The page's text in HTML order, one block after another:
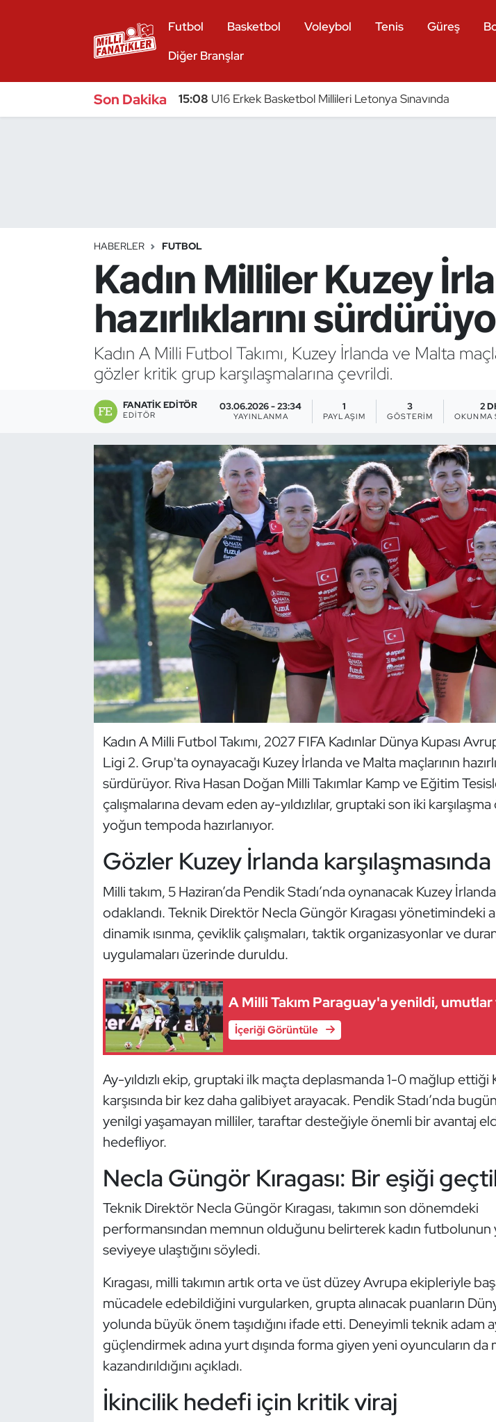
Futbol Basketbol Voleybol Tenis Güreş
Diğer Branşlar
Son Dakika 15:08 U16 Erkek Basketbol Millileri Letonya Sınavında
HABERLER FUTBOL
Kadın Milliler Kuzey
hazırlıklarını
Kadın A Milli Futbol Takımı, Kuzey İrlanda ve Malta
gözler kritik grup karşılaşmalarına çevrildi.
FANATIK EDITÖR
EDITÖR
03.06.2026 - 23:34
YAYINLANMA
1
PAYLAŞIM
3
GÖSTERIM
2
OKUNMA
Kadın A Milli Futbol Takımı, 2027 FIFA Kadınlar Dünya Kupası
Ligi 2. Grup'ta oynayacağı Kuzey İrlanda ve Malta maçlarının
sürdürüyor. Riva Hasan Doğan Milli Takımlar Kamp ve Eğitim
çalışmalarına devam eden ay-yıldızlılar, gruptaki son iki
yoğun tempoda hazırlanıyor.
Gözler Kuzey İrlanda karşılaşmasında
Milli takım, 5 Haziran’da Pendik Stadı’nda oynanacak Kuzey
odaklandı. Teknik Direktör Necla Güngör Kıragası yönetimindeki
dinamik ısınma, çeviklik çalışmaları, taktik organizasyonlar ve
uygulamaları üzerinde duruldu.
A Milli Takım Paraguay'a yenildi,
İçeriği Görüntüle
Ay-yıldızlı ekip, gruptaki ilk maçta deplasmanda 1-0 mağlup ettiği
karşısında bir kez daha galibiyet arayacak. Pendik Stadı’nda
yenilgi yaşamayan milliler, taraftar desteğiyle önemli bir avantaj
hedefliyor.
Necla Güngör Kıragası: Bir eşiği
Teknik Direktör Necla Güngör Kıragası, takımın son dönemdeki
performansından memnun olduğunu belirterek kadın futbolunun
seviyeye ulaştığını söyledi.
Kıragası, milli takımın artık orta ve üst düzey Avrupa ekipleriyle
mücadele edebildiğini vurgularken, grupta alınacak puanların
yolunda büyük önem taşıdığını ifade etti. Deneyimli teknik adam
güçlendirmek adına yurt dışında forma giyen yeni oyuncuların da
kazandırıldığını açıkladı.
İkincilik hedefi için kritik viraj
Bocce Bowling Dart
Buz Hokeyi
Cimnastik
Dövüş Sanatı
Hava Sporları
İşitme Engelli Sporcular
Judo ve Kuraş
Kano ve Rafting
Modern Pentatlon